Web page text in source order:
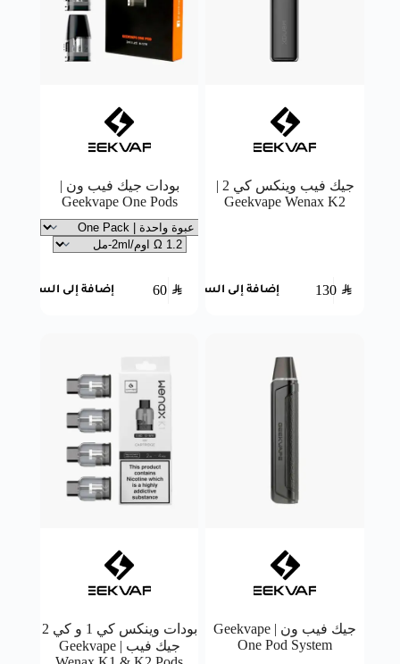
جيك فيب وينكس كي 2 |
Geekvape Wenax K2
130 SAR إضافة إلى السلة
بودات جيك فيب ون |
Geekvape One Pods
60 SAR إضافة إلى السلة
جيك فيب ون | Geekvape
One Pod System
بودات وينكس كي 1 و كي 2
جيك فيب | Geekvape